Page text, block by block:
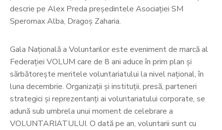
descrie pe Alex Preda președintele Asociației SM
Speromax Alba, Dragoș Zaharia.
Gala Națională a Voluntarilor este eveniment de marcă al
Federației VOLUM care de 8 ani aduce în prim plan și
sărbătorește meritele voluntariatului la nivel național, în
luna decembrie. Organizații și instituții, presă, parteneri
strategici și reprezentanți ai voluntariatului corporate, se
adună sub umbrela unui moment de celebrare a
VOLUNTARIATULUI. O dată pe an, voluntarii sunt cu